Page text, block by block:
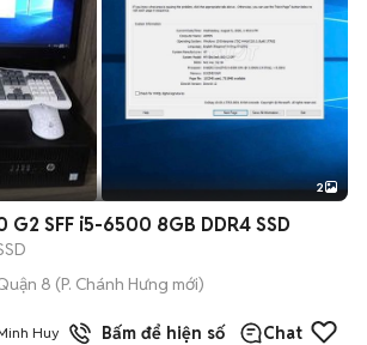
2
SFF i5-6500 8GB DDR4 SSD
8 (P. Chánh Hưng mới)
Huy Bấm để hiện số Chat